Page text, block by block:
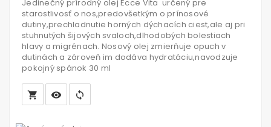
Jedinečný prírodný olej Ecce Vita určený pre
starostlivosť o nos,predovšetkým o prínosové
dutiny,prechladnutie horných dýchacích ciest,ale aj pri
stuhnutých šijových svaloch,dlhodobých bolestiach
hlavy a migrénach. Nosový olej zmierňuje opuch v
dutinách a zároveň im dodáva hydratáciu,navodzuje
pokojný spánok 30 ml
local_grocery_store visibility sync